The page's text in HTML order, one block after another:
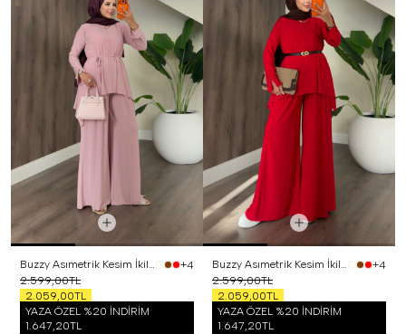
Buzzy Asımetrik Kesim İkili Takım Pembe
+4
2.599,00TL
2.059,00TL
YAZA ÖZEL %20 İNDİRİM
1.647,20TL
Buzzy Asımetrik Kesim İkili Takım Kırmızı
+4
2.599,00TL
2.059,00TL
YAZA ÖZEL %20 İNDİRİM
1.647,20TL